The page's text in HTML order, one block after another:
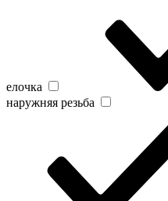
елочка
наружняя резьба